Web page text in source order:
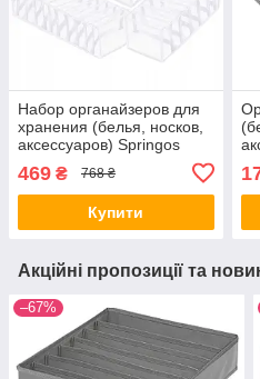
Набор органайзеров для
хранения (белья, носков,
аксессуаров) Springos
469 ₴ 768 ₴
Купити
Акційні пропозиції та
–67%